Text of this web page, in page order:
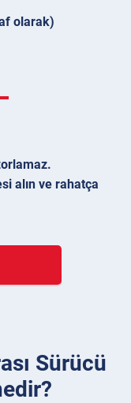
olarak)
alın ve rahatça
Sürücü